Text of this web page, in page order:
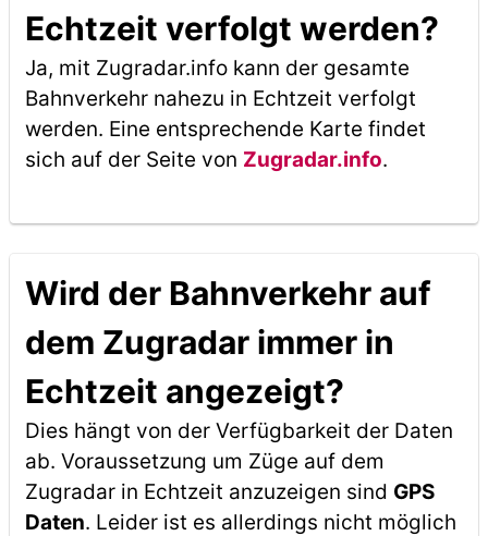
Echtzeit verfolgt werden?
Ja, mit Zugradar.info kann der gesamte
Bahnverkehr nahezu in Echtzeit verfolgt
werden. Eine entsprechende Karte findet
sich auf der Seite von Zugradar.info.
Wird der Bahnverkehr auf
dem Zugradar immer in
Echtzeit angezeigt?
Dies hängt von der Verfügbarkeit der Daten
ab. Voraussetzung um Züge auf dem
Zugradar in Echtzeit anzuzeigen sind GPS
Daten. Leider ist es allerdings nicht möglich